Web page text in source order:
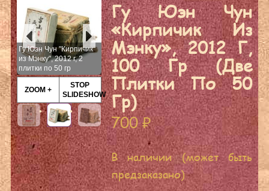
Гу Юэн Чун "Кирпичик
из Мэнку", 2012 г, 2
плитки по 50 гр
ZOOM +
STOP
SLIDESHOW
Гу Юэн Чун
«Кирпичик Из
Мэнку», 2012 Г,
100 Гр (две
Плитки По 50
Гр)
700₽
В наличии (может быть
предзаказано)